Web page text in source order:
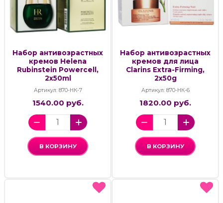
Набор антивозрастных
кремов Helena
Rubinstein Powercell,
2x50ml
Артикул: 870-НК-7
1540.00 руб.
В КОРЗИНУ
Набор антивозрастных
кремов для лица
Clarins Extra-Firming,
2x50g
Артикул: 870-НК-6
1820.00 руб.
В КОРЗИНУ